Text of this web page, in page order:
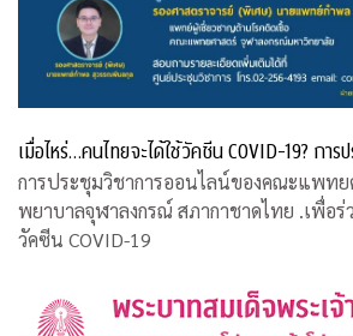
เมื่อไหร่…คนไทยจะได้ใช้วัคซีน COVID-19? การ
การประชุมวิชาการออนไลน์ของคณะแพทย
พยาบาลจุฬาลงกรณ์ สภากาชาดไทย .เพื่อร่
วัคซีน COVID-19